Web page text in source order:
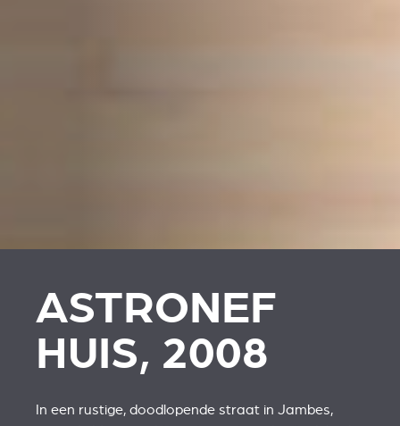
ASTRONEF
HUIS, 2008
In een rustige, doodlopende straat in Jambes,